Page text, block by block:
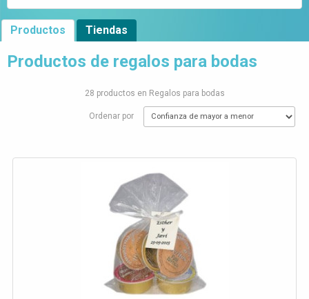
Productos Tiendas
Productos de regalos para bodas
28 productos en Regalos para bodas
Ordenar por